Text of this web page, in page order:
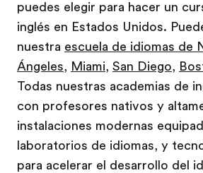
puedes elegir para hacer un
inglés en Estados Unidos.
nuestra escuela de idiomas de
Ángeles, Miami, San Diego,
Todas nuestras academias de
con profesores nativos y
instalaciones modernas
laboratorios de idiomas, y
para acelerar el desarrollo del